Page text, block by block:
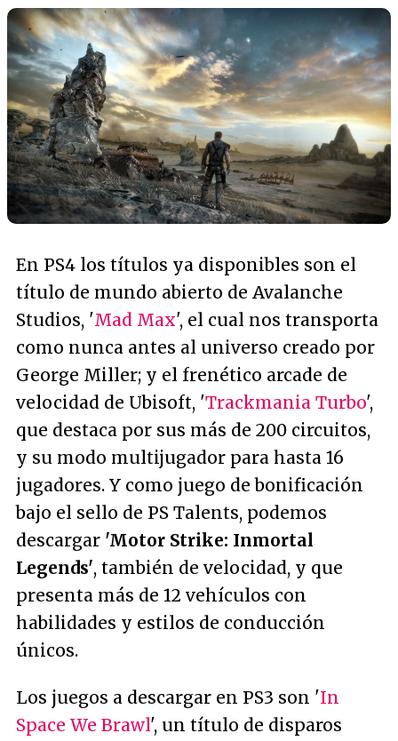
En PS4 los títulos ya disponibles son el
título de mundo abierto de Avalanche
Studios, 'Mad Max', el cual nos transporta
como nunca antes al universo creado por
George Miller; y el frenético arcade de
velocidad de Ubisoft, 'Trackmania Turbo',
que destaca por sus más de 200 circuitos,
y su modo multijugador para hasta 16
jugadores. Y como juego de bonificación
bajo el sello de PS Talents, podemos
descargar 'Motor Strike: Inmortal
Legends', también de velocidad, y que
presenta más de 12 vehículos con
habilidades y estilos de conducción
únicos.
Los juegos a descargar en PS3 son 'In
Space We Brawl', un título de disparos